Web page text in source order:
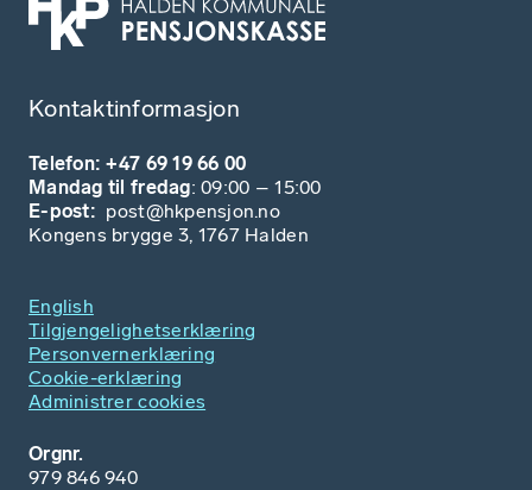
Kontaktinformasjon
Telefon: +47 69 19 66 00
Mandag til fredag: 09:00 – 15:00
E-post: post@hkpensjon.no
Kongens brygge 3, 1767 Halden
English
Tilgjengelighetserklæring
Personvernerklæring
Cookie-erklæring
Administrer cookies
Orgnr.
979 846 940